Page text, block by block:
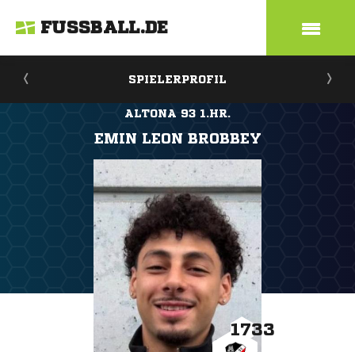
FUSSBALL.DE
SPIELERPROFIL
ALTONA 93 1.HR.
EMIN LEON BROBBEY
1733